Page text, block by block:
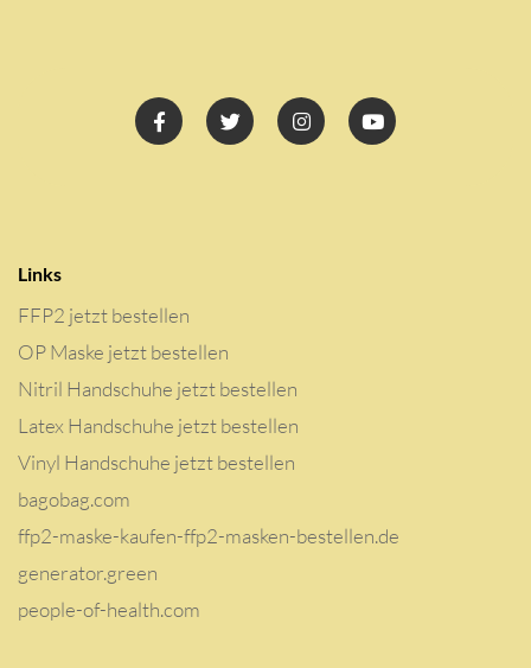
Links
FFP2 jetzt bestellen
OP Maske jetzt bestellen
Nitril Handschuhe jetzt bestellen
Latex Handschuhe jetzt bestellen
Vinyl Handschuhe jetzt bestellen
bagobag.com
ffp2-maske-kaufen-ffp2-masken-bestellen.de
generator.green
people-of-health.com